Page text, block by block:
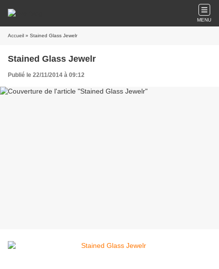
MENU
Accueil » Stained Glass Jewelr
Stained Glass Jewelr
Publié le 22/11/2014 à 09:12